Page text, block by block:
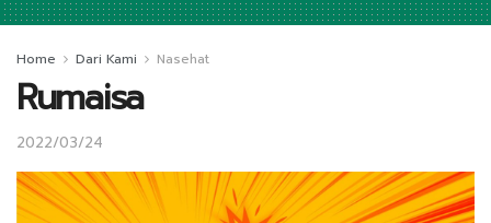
Home Dari Kami Nasehat
Rumaisa
2022/03/24